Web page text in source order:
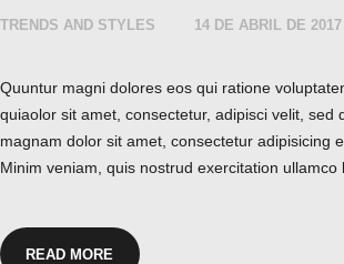
TRENDS AND STYLES 14 DE ABRIL DE 2017
Quuntur magni dolores eos qui ratione
quiaolor sit amet, consectetur, adipisci velit,
magnam dolor sit amet, consectetur adipisicing
Minim veniam, quis nostrud exercitation
READ MORE